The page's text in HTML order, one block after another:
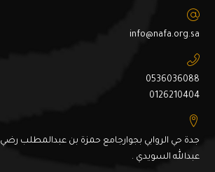
info@nafa.org.sa
0536036088
0126210404
جدة حي الروابي بجوارجامع حمزة بن عبدالمطلب رضي
عبدالله السويدي .